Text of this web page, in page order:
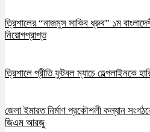
ত্রিশালের “নাজমুস সাকিব ধ্রুব” ১ম
নিয়োগপ্রাপ্ত
ত্রিশালে প্রীতি ফুটবল ম্যাচে হেল্পলাইনকে
জেলা ইমারত নির্মাণ প্রকৌশলী কল্যান
জিএম আরজু